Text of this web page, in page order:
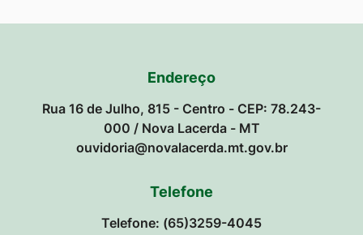
Endereço
Rua 16 de Julho, 815 - Centro - CEP: 78.243-
000 / Nova Lacerda - MT
ouvidoria@novalacerda.mt.gov.br
Telefone
Telefone: (65)3259-4045